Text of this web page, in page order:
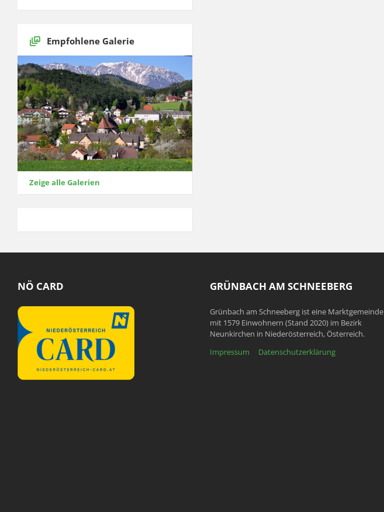
Empfohlene Galerie
Zeige alle Galerien
NÖ CARD GRÜNBACH AM SCHNEEBERG
Grünbach am Schneeberg ist eine Marktgemeinde
mit 1579 Einwohnern (Stand 2020) im Bezirk
Neunkirchen in Niederösterreich, Österreich.
Impressum
Datenschutzerklärung